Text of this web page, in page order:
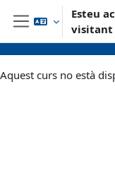
Ves al contingut principal
Panell lateral
Esteu
visitant
Aquest curs no està